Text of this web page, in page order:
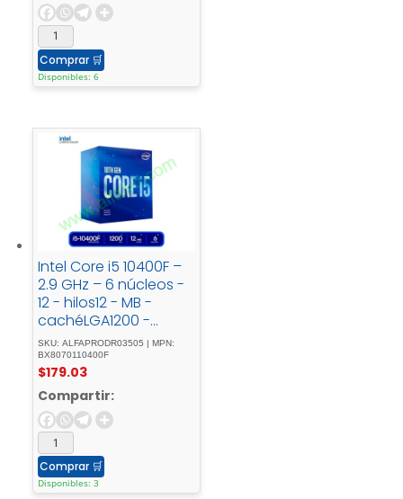
Comprar 🛒
Disponibles: 6
Intel Core i5 10400F –
2.9 GHz – 6 núcleos -
12 - hilos12 - MB -
cachéLGA1200 -
SocketCaja
SKU: ALFAPRODR03505 | MPN:
BX8070110400F
$179.03
Compartir:
Comprar 🛒
Disponibles: 3